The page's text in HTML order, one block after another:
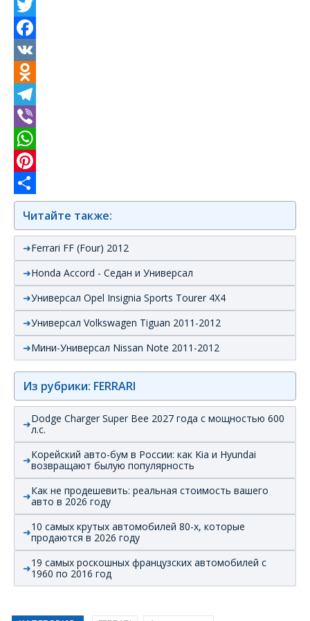
Twitter
Facebook
VK
Odnoklassniki
Telegram
Viber
WhatsApp
Pinterest
Отправить
Читайте также:
Ferrari FF (Four) 2012
Honda Accord - Седан и Универсал
Универсал Opel Insignia Sports Tourer 4X4
Универсал Volkswagen Tiguan 2011-2012
Мини-Универсал Nissan Note 2011-2012
Из рубрики: FERRARI
Dodge Charger Super Bee 2027 года с мощностью 600
л.с.
Корейский авто-бум в России: как Kia и Hyundai
возвращают былую популярность
Как не продешевить: реальная стоимость вашего
авто в 2026 году
10 самых крутых автомобилей 80-х, которые
продаются в 2026 году
19 самых роскошных французских автомобилей с
1960 по 2016 год